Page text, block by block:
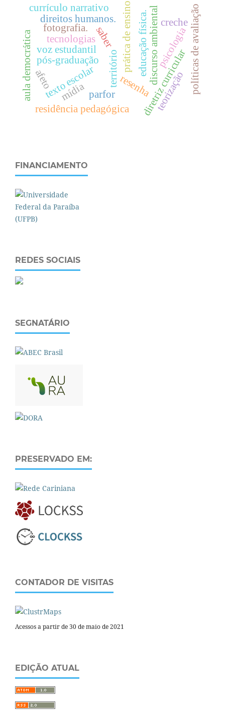
resenha
território diretriz curricular
prática de ensino
texto escolar políticas de avaliação
pós-graduação
saber discurso ambiental
mídia
residência pedagógica
direitos humanos.
parfor
voz estudantil e
d
u
c
a
ç
ã
o
f
í
s
i
c
a
. creche
psicologia
tecnologias
fotografia.
currículo narrativo
aula democrática teorização
afeto
FINANCIAMENTO
REDES SOCIAIS
SEGNATÁRIO
PRESERVADO EM:
CONTADOR DE VISITAS
Acessos a partir de 30 de maio de 2021
EDIÇÃO ATUAL